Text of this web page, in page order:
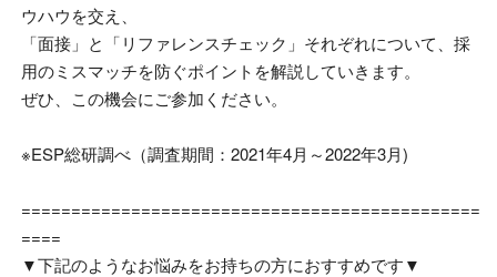
ウハウを交え、
「面接」と「リファレンスチェック」それぞれについて、採
用のミスマッチを防ぐポイントを解説していきます。
ぜひ、この機会にご参加ください。
※ESP総研調べ（調査期間：2021年4月～2022年3月)
==============================================
====
▼下記のようなお悩みをお持ちの方におすすめです▼